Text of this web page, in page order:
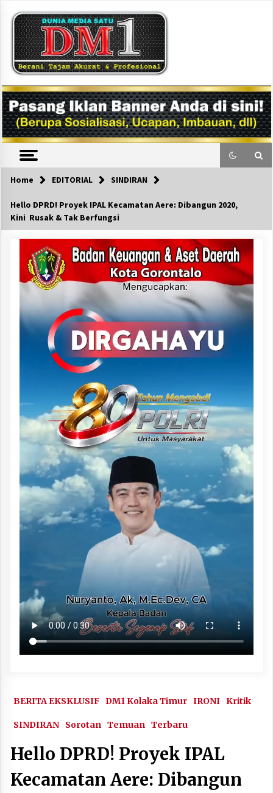
content
DM1
Home EDITORIAL SINDIRAN
Hello DPRD! Proyek IPAL Kecamatan Aere: Dibangun 2020,
Kini Rusak & Tak Berfungsi
BERITA EKSKLUSIF DM1 Kolaka Timur IRONI Kritik
SINDIRAN Sorotan Temuan Terbaru
Hello DPRD! Proyek IPAL
Kecamatan Aere: Dibangun